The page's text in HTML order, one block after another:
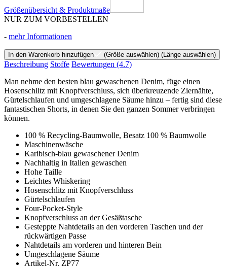
Größenübersicht & Produktmaße
NUR ZUM VORBESTELLEN
- mehr Informationen
In den Warenkorb hinzufügen (Größe auswählen) (Länge auswählen)
Beschreibung Stoffe Bewertungen (4.7)
Man nehme den besten blau gewaschenen Denim, füge einen
Hosenschlitz mit Knopfverschluss, sich überkreuzende Ziernähte,
Gürtelschlaufen und umgeschlagene Säume hinzu – fertig sind diese
fantastischen Shorts, in denen Sie den ganzen Sommer verbringen
können.
100 % Recycling-Baumwolle, Besatz 100 % Baumwolle
Maschinenwäsche
Karibisch-blau gewaschener Denim
Nachhaltig in Italien gewaschen
Hohe Taille
Leichtes Whiskering
Hosenschlitz mit Knopfverschluss
Gürtelschlaufen
Four-Pocket-Style
Knopfverschluss an der Gesäßtasche
Gesteppte Nahtdetails an den vorderen Taschen und der
rückwärtigen Passe
Nahtdetails am vorderen und hinteren Bein
Umgeschlagene Säume
Artikel-Nr. ZP77